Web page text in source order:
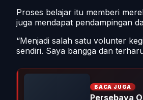
Proses belajar itu memberi
juga mendapat pendampingan
“Menjadi salah satu volunter
sendiri. Saya bangga dan
BACA JUGA
Persebaya